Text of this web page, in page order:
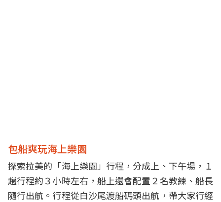
包船爽玩海上樂園
探索拉美的「海上樂園」行程，分成上、下午場，１
趟行程約３小時左右，船上還會配置２名教練、船長
隨行出航。行程從白沙尾渡船碼頭出航，帶大家行經